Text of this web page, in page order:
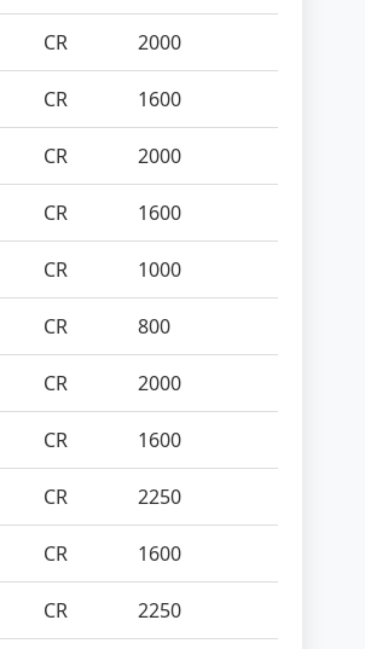
CR 2000
CR 1600
CR 2000
CR 1600
CR 1000
CR 800
CR 2000
CR 1600
CR 2250
CR 1600
CR 2250